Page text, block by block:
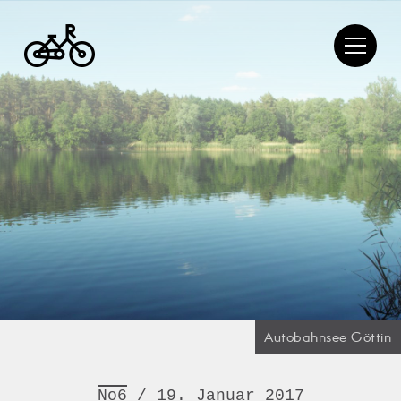
Autobahnsee Göttin
No6 / 19. Januar 2017